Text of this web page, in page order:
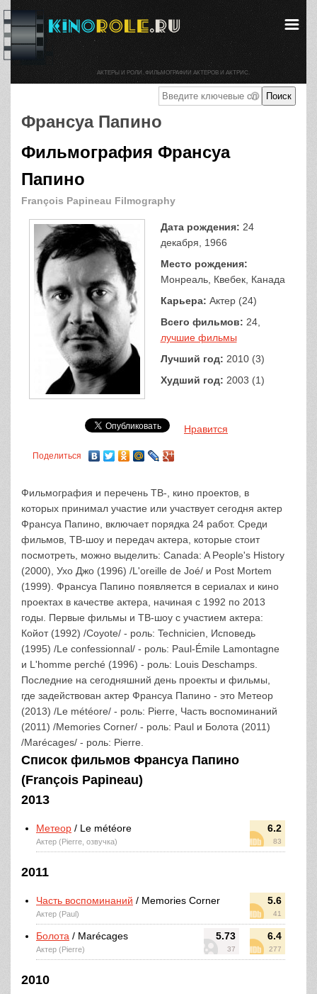
Франсуа Папино
Фильмография Франсуа
Папино
François Papineau Filmography
Дата рождения: 24
декабря, 1966
Место рождения:
Монреаль, Квебек, Канада
Карьера: Актер (24)
Всего фильмов: 24,
лучшие фильмы
Лучший год: 2010 (3)
Худший год: 2003 (1)
Нравится
Поделиться
Фильмография и перечень ТВ-, кино проектов, в
которых принимал участие или участвует сегодня актер
Франсуа Папино, включает порядка 24 работ. Среди
фильмов, ТВ-шоу и передач актера, которые стоит
посмотреть, можно выделить: Canada: A People's History
(2000), Ухо Джо (1996) /L'oreille de Joé/ и Post Mortem
(1999). Франсуа Папино появляется в сериалах и кино
проектах в качестве актера, начиная с 1992 по 2013
годы. Первые фильмы и ТВ-шоу с участием актера:
Койот (1992) /Coyote/ - роль: Technicien, Исповедь
(1995) /Le confessionnal/ - роль: Paul-Émile Lamontagne
и L'homme perché (1996) - роль: Louis Deschamps.
Последние на сегодняшний день проекты и фильмы,
где задействован актер Франсуа Папино - это Метеор
(2013) /Le météore/ - роль: Pierre, Часть воспоминаний
(2011) /Memories Corner/ - роль: Paul и Болота (2011)
/Marécages/ - роль: Pierre.
Список фильмов Франсуа Папино
(François Papineau)
2013
6.2
83
Метеор / Le météore
Актер (Pierre, озвучка)
2011
5.6
41
Часть воспоминаний / Memories Corner
Актер (Paul)
5.73
37
6.4
277
Болота / Marécages
Актер (Pierre)
2010
АКТЕРЫ И РОЛИ. ФИЛЬМОГРАФИИ АКТЕРОВ И АКТРИС.